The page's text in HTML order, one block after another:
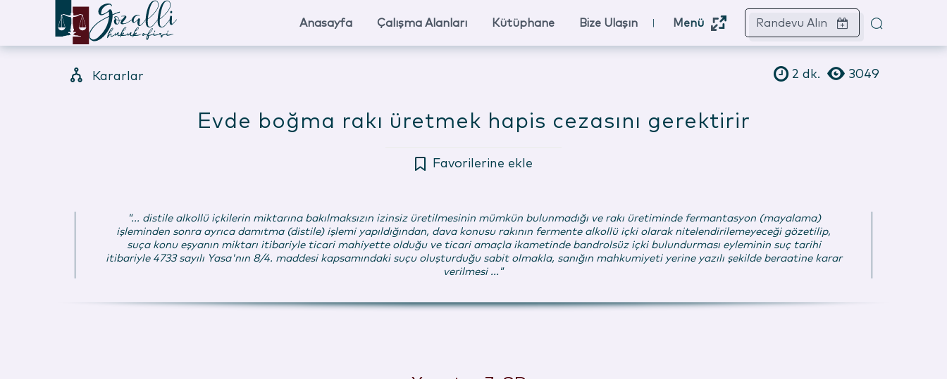
Anasayfa Çalışma Alanları Kütüphane Bize Ulaşın Menü Randevu Alın
Kararlar 3049
2 dk.
Evde boğma rakı üretmek hapis cezasını gerektirir
Favorilerine ekle
"... distile alkollü içkilerin miktarına bakılmaksızın izinsiz üretilmesinin mümkün bulunmadığı ve rakı üretiminde fermantasyon (mayalama)
işleminden sonra ayrıca damıtma (distile) işlemi yapıldığından, dava konusu rakının fermente alkollü içki olarak nitelendirilemeyeceği gözetilip,
suça konu eşyanın miktarı itibariyle ticari mahiyette olduğu ve ticari amaçla ikametinde bandrolsüz içki bulundurması eyleminin suç tarihi
itibariyle 4733 sayılı Yasa'nın 8/4. maddesi kapsamındaki suçu oluşturduğu sabit olmakla, sanığın mahkumiyeti yerine yazılı şekilde beraatine karar
verilmesi ..."